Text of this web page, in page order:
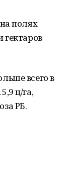
полях
гектаров
всего в
ц/га,
РБ.